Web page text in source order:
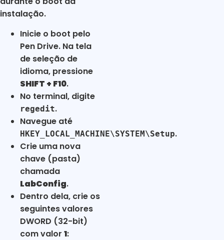
instalação.
Inicie o boot pelo
Pen Drive. Na tela
de seleção de
idioma, pressione
SHIFT + F10.
No terminal, digite
regedit.
Navegue até
HKEY_LOCAL_MACHINE\SYSTEM\Setup.
Crie uma nova
chave (pasta)
chamada
LabConfig.
Dentro dela, crie os
seguintes valores
DWORD (32-bit)
com valor 1: